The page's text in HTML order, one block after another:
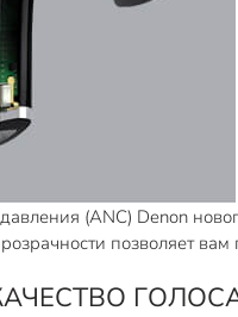
(ANC) Denon
позволяет